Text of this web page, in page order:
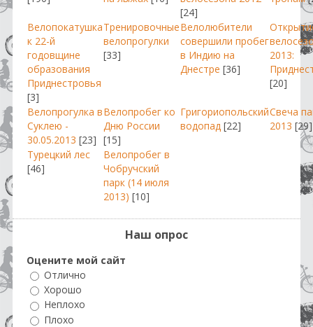
[24]
Велопокатушка
к 22-й
годовщине
образования
Приднестровья
[3]
Тренировочные
велопрогулки
[33]
Велолюбители
совершили пробег
в Индию на
Днестре [36]
2013:
[20]
Велопрогулка в
Суклею -
30.05.2013 [23]
Велопробег ко
Дню России
[15]
Григориопольский
водопад [22]
Свеча
2013 [29]
Турецкий лес
[46]
Велопробег в
Чобручский
парк (14 июля
2013) [10]
Наш опрос
Оцените мой сайт
Отлично
Хорошо
Неплохо
Плохо